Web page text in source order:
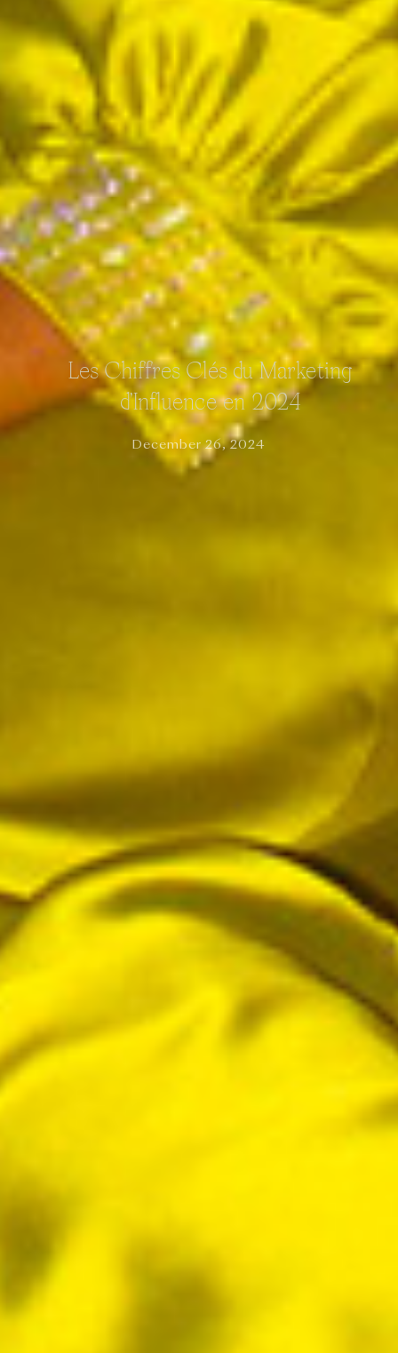
Les Chiffres Clés du Marketing
d’Influence en 2024
December 26, 2024